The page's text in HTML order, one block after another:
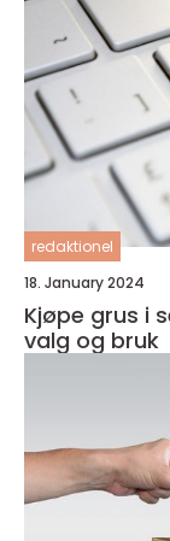
redaktionel
18. January 2024
Kjøpe grus i
valg og bruk